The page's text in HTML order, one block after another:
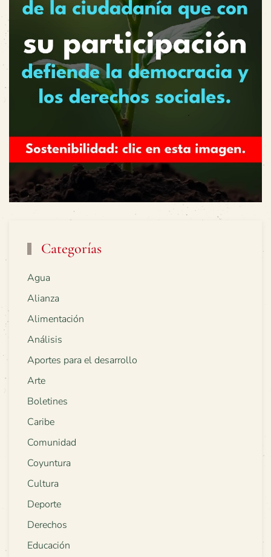
Categorías
Agua
Alianza
Alimentación
Análisis
Aportes para el desarrollo
Arte
Boletines
Caribe
Comunidad
Coyuntura
Cultura
Deporte
Derechos
Educación